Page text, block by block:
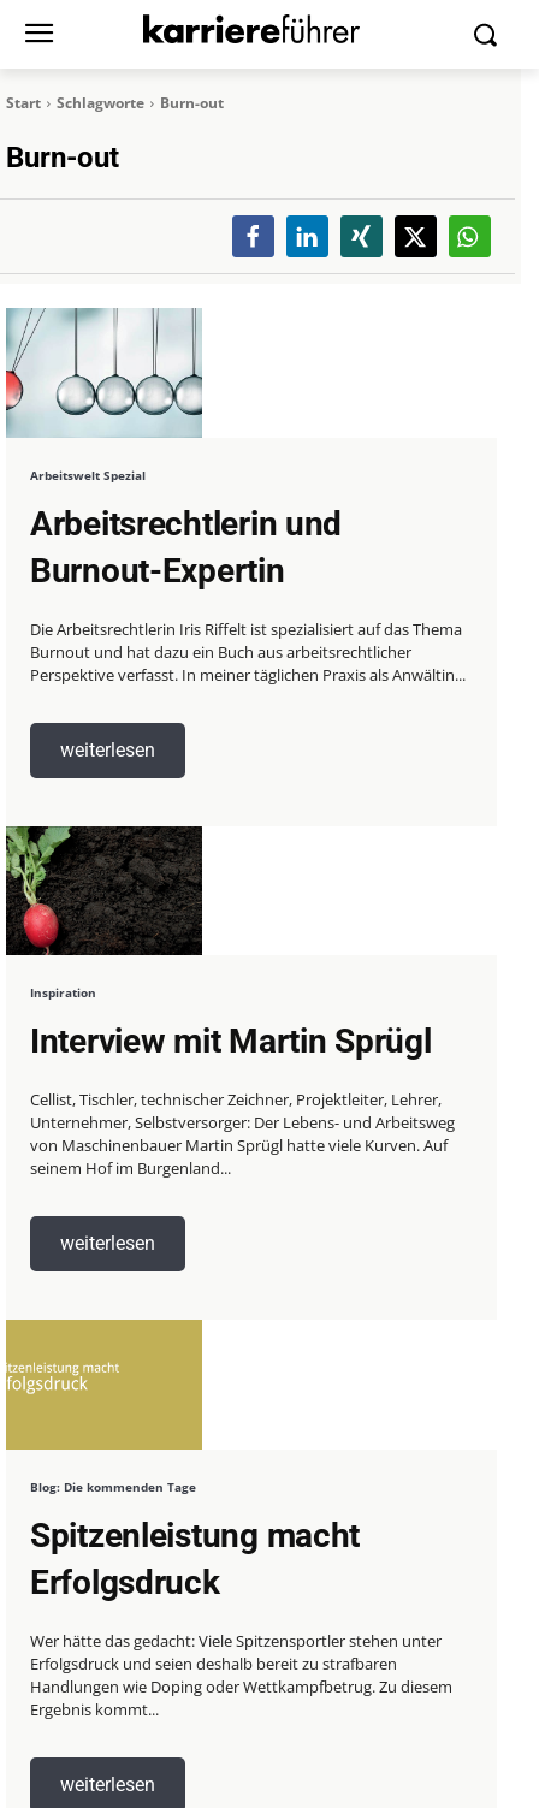
Start Schlagworte Burn-out
Burn-out
Arbeitswelt Spezial
Arbeitsrechtlerin und
Burnout-Expertin
Die Arbeitsrechtlerin Iris Riffelt ist spezialisiert auf das Thema
Burnout und hat dazu ein Buch aus arbeitsrechtlicher
Perspektive verfasst. In meiner täglichen Praxis als Anwältin...
weiterlesen
Inspiration
Interview mit Martin Sprügl
Cellist, Tischler, technischer Zeichner, Projektleiter, Lehrer,
Unternehmer, Selbstversorger: Der Lebens- und Arbeitsweg
von Maschinenbauer Martin Sprügl hatte viele Kurven. Auf
seinem Hof im Burgenland...
weiterlesen
Blog: Die kommenden Tage
Spitzenleistung macht
Erfolgsdruck
Wer hätte das gedacht: Viele Spitzensportler stehen unter
Erfolgsdruck und seien deshalb bereit zu strafbaren
Handlungen wie Doping oder Wettkampfbetrug. Zu diesem
Ergebnis kommt...
weiterlesen